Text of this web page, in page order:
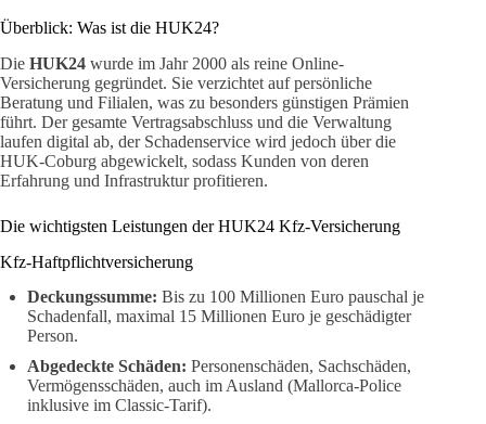
Überblick: Was ist die HUK24?
Die HUK24 wurde im Jahr 2000 als reine Online-
Versicherung gegründet. Sie verzichtet auf persönliche
Beratung und Filialen, was zu besonders günstigen Prämien
führt. Der gesamte Vertragsabschluss und die Verwaltung
laufen digital ab, der Schadenservice wird jedoch über die
HUK-Coburg abgewickelt, sodass Kunden von deren
Erfahrung und Infrastruktur profitieren.
Die wichtigsten Leistungen der HUK24 Kfz-Versicherung
Kfz-Haftpflichtversicherung
Deckungssumme: Bis zu 100 Millionen Euro pauschal je
Schadenfall, maximal 15 Millionen Euro je geschädigter
Person.
Abgedeckte Schäden: Personenschäden, Sachschäden,
Vermögensschäden, auch im Ausland (Mallorca-Police
inklusive im Classic-Tarif).